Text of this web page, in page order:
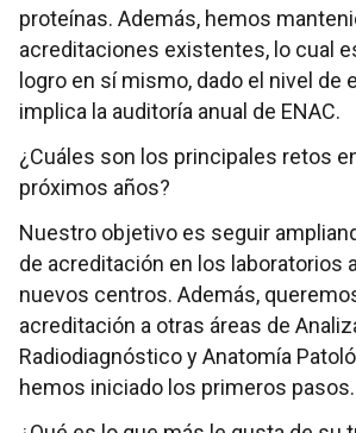
proteínas. Además, hemos
acreditaciones existentes, lo cual
logro en sí mismo, dado el nivel de
implica la auditoría anual de ENAC.
¿Cuáles son los principales retos
próximos años?
Nuestro objetivo es seguir
de acreditación en los laboratorios
nuevos centros. Además,
acreditación a otras áreas de
Radiodiagnóstico y Anatomía
hemos iniciado los primeros pasos.